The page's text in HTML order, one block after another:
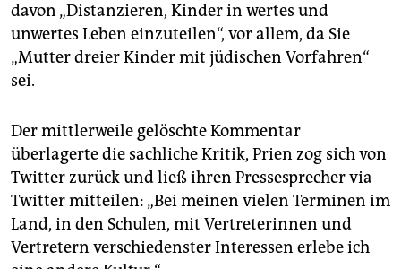
davon „Distanzieren, Kinder in wertes und
unwertes Leben einzuteilen“, vor allem, da Sie
„Mutter dreier Kinder mit jüdischen Vorfahren“
sei.
Der mittlerweile gelöschte Kommentar
überlagerte die sachliche Kritik, Prien zog sich von
Twitter zurück und ließ ihren Pressesprecher via
Twitter mitteilen: „Bei meinen vielen Terminen im
Land, in den Schulen, mit Vertreterinnen und
Vertretern verschiedenster Interessen erlebe ich